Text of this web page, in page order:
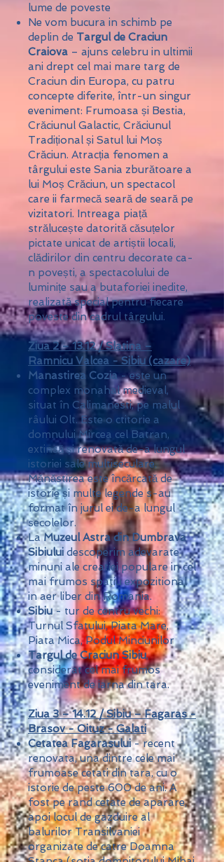
lume de poveste
Ne vom bucura in schimb pe
deplin de Targul de Craciun
Craiova – ajuns celebru in ultimii
ani drept cel mai mare targ de
Craciun din Europa, cu patru
concepte diferite, într-un singur
eveniment: Frumoasa și Bestia,
Crăciunul Galactic, Crăciunul
Tradițional și Satul lui Moș
Crăciun. Atracția fenomen a
târgului este Sania zburătoare a
lui Moș Crăciun, un spectacol
care ii farmecă seară de seară pe
vizitatori. Intreaga piață
strălucește datorită căsuțelor
pictate unicat de artiștii locali,
clădirilor din centru decorate ca-
n povești, a spectacolului de
luminițe sau a butaforiei inedite,
realizată special pentru fiecare
poveste din cadrul târgului.
Ziua 2 – 13.12 / Slatina –
Ramnicu Valcea - Sibiu (cazare)
Manastirea Cozia- este un
complex monahal medieval,
situat în Calimanesti, pe malul
râului Olt. Este o ctitorie a
domnului Mircea cel Batran,
extinsă și renovată de-a lungul
istoriei sale multiseculare.
Mănăstirea este încărcată de
istorie și multe legende s-au
format în jurul ei de-a lungul
secolelor.
LaMuzeul Astra din Dumbrava
Sibiului descoperim adevarate
minuni ale creatiei populare in cel
mai frumos spatiu expozitional
in aer liber din Romania.
Sibiu- tur de centru vechi:
Turnul Sfatului, Piata Mare,
Piata Mica, Podul Minciunilor
Targul de Craciun Sibiu,
considerat cel mai frumos
eveniment de iarna din tara.
Ziua 3 – 14.12 / Sibiu – Fagaras -
Brasov - Oituz - Galati
Cetatea Fagarasului- recent
renovata, una dintre cele mai
frumoase cetati din tara, cu o
istorie de peste 600 de ani. A
fost pe rand cetate de aparare,
apoi locul de gazduire al
balurilor Transilvaniei
organizate de catre Doamna